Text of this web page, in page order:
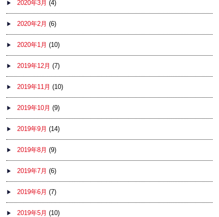
2020年3月 (4)
2020年2月 (6)
2020年1月 (10)
2019年12月 (7)
2019年11月 (10)
2019年10月 (9)
2019年9月 (14)
2019年8月 (9)
2019年7月 (6)
2019年6月 (7)
2019年5月 (10)